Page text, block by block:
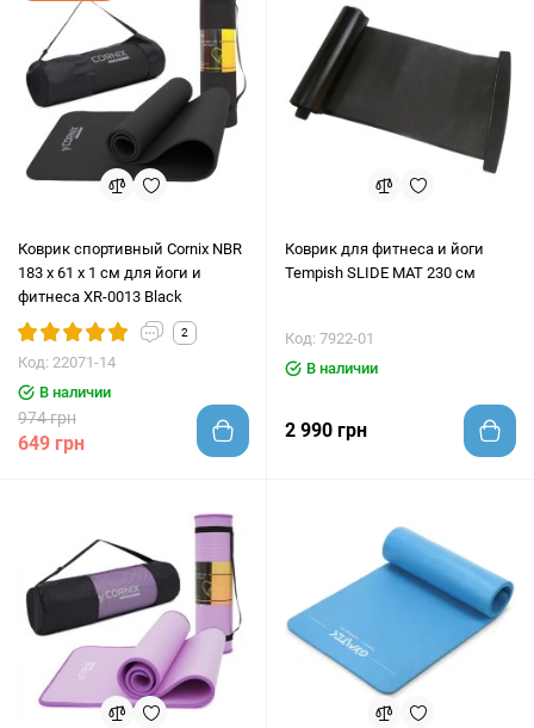
Коврик спортивный Cornix NBR
183 x 61 x 1 cм для йоги и
фитнеса XR-0013 Black
2
Код: 22071-14
В наличии
974 грн
649 грн
Коврик для фитнеса и йоги
Tempish SLIDE MAT 230 см
Код: 7922-01
В наличии
2 990 грн